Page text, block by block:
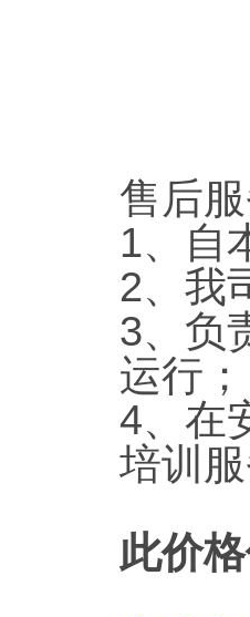
售后
1、自
2、我
3、负
运行；
4、在
培训
此价